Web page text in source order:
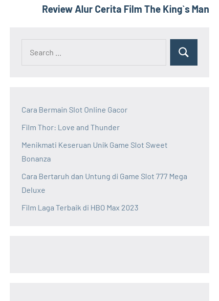
Review Alur Cerita Film The King`s Man
Cara Bermain Slot Online Gacor
Film Thor: Love and Thunder
Menikmati Keseruan Unik Game Slot Sweet
Bonanza
Cara Bertaruh dan Untung di Game Slot 777 Mega
Deluxe
Film Laga Terbaik di HBO Max 2023